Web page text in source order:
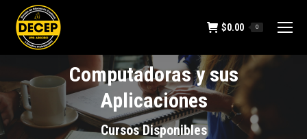
$0.00 0
Computadoras y sus
Aplicaciones
Cursos Disponibles
You are here: